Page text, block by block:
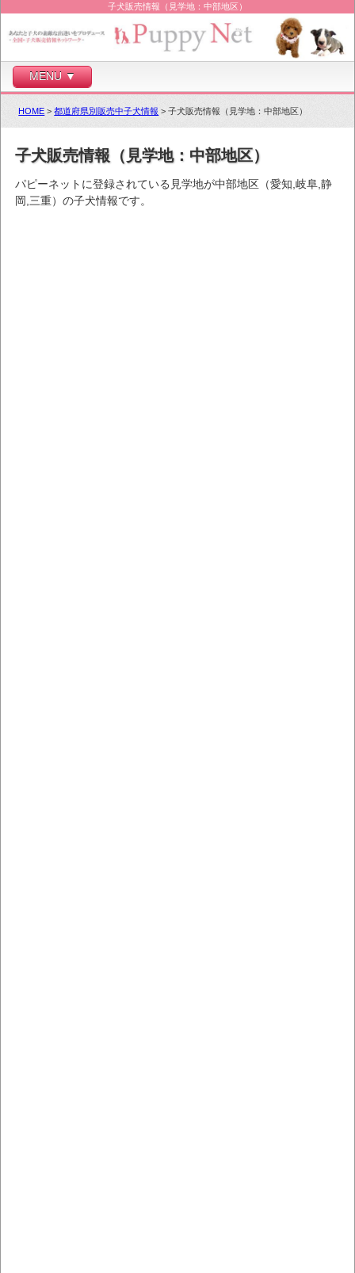
子犬販売情報（見学地：中部地区）
MENU ▼
HOME >都道府県別販売中子犬情報 > 子犬販売情報（見学地：中部地区）
子犬販売情報（見学地：中部地区）
パピーネットに登録されている見学地が中部地区（愛知,岐阜,静
岡,三重）の子犬情報です。